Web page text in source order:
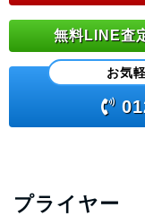
無料LINE査
お気
プライヤー